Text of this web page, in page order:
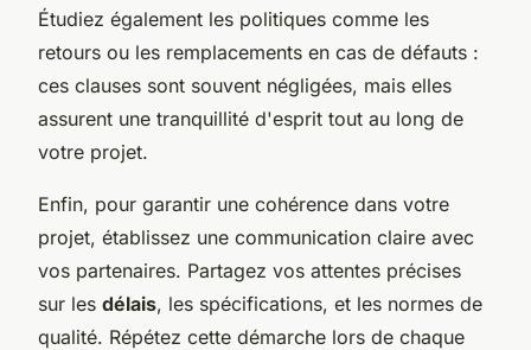
Étudiez également les politiques comme les
retours ou les remplacements en cas de défauts :
ces clauses sont souvent négligées, mais elles
assurent une tranquillité d'esprit tout au long de
votre projet.
Enfin, pour garantir une cohérence dans votre
projet, établissez une communication claire avec
vos partenaires. Partagez vos attentes précises
sur les délais, les spécifications, et les normes de
qualité. Répétez cette démarche lors de chaque